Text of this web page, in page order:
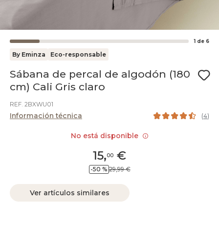
1 de 6
By Eminza Eco-responsable
Sábana de percal de algodón (180
cm) Cali Gris claro
REF. 2BXWU01
Información técnica (4)
15,00 €
-50 % 29,99 €
Ver artículos similares